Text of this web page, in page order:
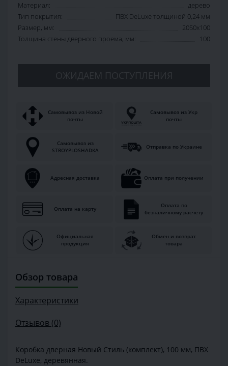
Материал:
дерево
Тип покрытия:
ПВХ DeLuxe толщиной 0,24 мм
Размер, мм:
2050х100
Толщина стены дверного проема, мм:
100
ОЖИДАЕМ ПОСТУПЛЕНИЯ
Самовывоз из Новой
почты
Самовывоз из Укр
почты
Самовывоз из
STROYPLOSHADKA
Отправка по Украине
Адресная доставка Оплата при получении
Оплата на карту
Оплата по
безналичному расчету
Официальная
продукция
Обмен и возврат
товара
Обзор товара
Характеристики
Отзывов (0)
Коробка дверная Новый Стиль (комплект), 100 мм, ПВХ
DeLuxe, деревянная.